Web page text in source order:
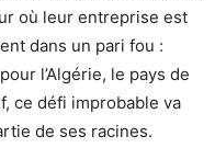
où leur entreprise est
dans un pari fou :
l’Algérie, le pays de
ce défi improbable va
de ses racines.